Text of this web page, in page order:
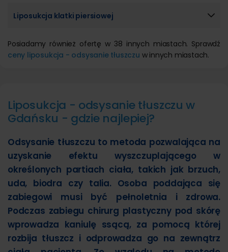
Liposukcja klatki piersiowej
Posiadamy również ofertę w 38 innych miastach. Sprawdź
ceny liposukcja - odsysanie tłuszczu w innych miastach.
Liposukcja - odsysanie tłuszczu w
Gdańsku - gdzie najlepiej?
Odsysanie tłuszczu to metoda pozwalająca na
uzyskanie efektu wyszczuplającego w
określonych partiach ciała, takich jak brzuch,
uda, biodra czy talia. Osoba poddająca się
zabiegowi musi być pełnoletnia i zdrowa.
Podczas zabiegu chirurg plastyczny pod skórę
wprowadza kaniulę ssącą, za pomocą której
rozbija tłuszcz i odprowadza go na zewnątrz